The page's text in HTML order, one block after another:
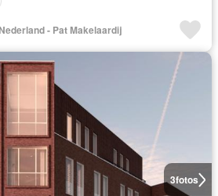
- Pat Makelaardij
3fotos